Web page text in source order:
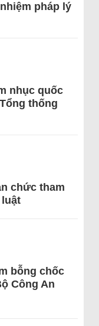
pháp lý
nhục quốc
thống
chức tham
bỗng chốc
Công An